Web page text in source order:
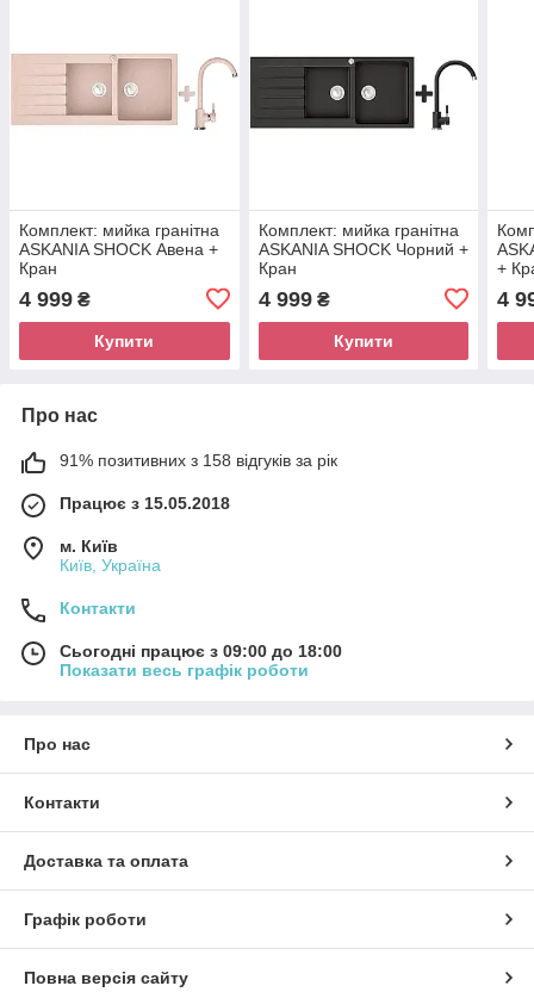
Комплект: мийка гранітна
ASKANIA SHOCK Авена +
Кран
4 999 ₴
Купити
Комплект: мийка гранітна
ASKANIA SHOCK Чорний +
Кран
4 999₴
Купити
+
4
Про нас
91% позитивних з 158 відгуків за рік
Працює з 15.05.2018
м. Київ
Київ, Україна
Контакти
Сьогодні працює з 09:00 до 18:00
Показати весь графік роботи
Про нас
Контакти
Доставка та оплата
Графік роботи
Повна версія сайту